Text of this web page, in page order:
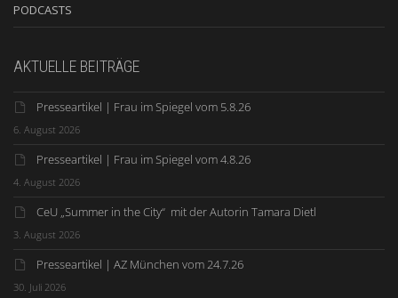
PODCASTS
AKTUELLE BEITRÄGE
Presseartikel | Frau im Spiegel vom 5.8.26
6. August 2026
Presseartikel | Frau im Spiegel vom 4.8.26
4. August 2026
CeU „Summer in the City“ mit der Autorin Tamara Dietl
3. August 2026
Presseartikel | AZ München vom 24.7.26
30. Juli 2026